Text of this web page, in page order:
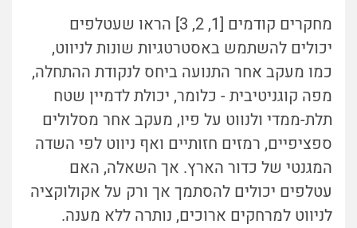
מחקרים קודמים [1, 2, 3] הראו שעטלפים
יכולים להשתמש באסטרטגיות שונות לניווט,
כמו מעקב אחר התנועה ביחס לנקודת ההתחלה,
מפה קוגניטיבית - כלומר, יכולת לדמיין שטח
תלת-ממדי ולנווט על פיו, מעקב אחר מסלולים
ספציפיים, רמזים חזותיים ואף ניווט לפי השדה
המגנטי של כדור הארץ. אך השאלה, האם
עטלפים יכולים להסתמך אך ורק על אקולוקציה
לניווט למרחקים ארוכים, נותרה ללא מענה.